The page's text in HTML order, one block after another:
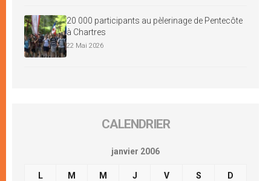
20 000 participants au pèlerinage de Pentecôte
à Chartres
22 Mai 2026
CALENDRIER
janvier 2006
L M M J V S D